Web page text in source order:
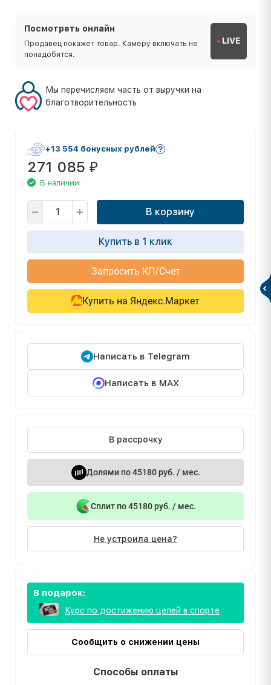
Посмотреть онлайн
Продавец покажет товар. Камеру включать не
понадобится.
LIVE
Мы перечисляем часть от выручки на
благотворительность
+13 554 бонусных рублей
271 085 ₽
В наличии
В корзину
Купить в 1 клик
Запросить КП/Счет
Купить на Яндекс.Маркет
Написать в Telegram
Написать в MAX
В рассрочку
Долями по 45180 руб. / мес.
Сплит по 45180 руб. / мес.
Не устроила цена?
В подарок:
Курс по достижению целей в спорте
Сообщить о снижении цены
Способы оплаты